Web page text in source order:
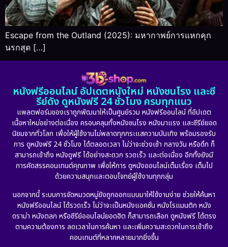
Escape from the Outland (2025): มหากาพย์การแหกคุก
นรกสุด […]
หนังฟรีออนไลน์ อัปเดตหนังใหม่ หนังชนโรง และซี
รีย์ดัง ดูหนังฟรี 24 ชั่วโมง ครบทุกแนว
แพลตฟอร์มของเราถูกพัฒนาให้เป็นศูนย์รวม หนังฟรีออนไลน์ ที่อัปเดต
เนื้อหาใหม่อย่างต่อเนื่อง ครอบคลุมทั้งหนังชนโรง หนังมาแรง และซีรีย์ยอด
นิยมจากทั่วโลก เพื่อให้ผู้ใช้งานไม่พลาดทุกกระแสความบันเทิง พร้อมรองรับ
การ ดูหนังฟรี 24 ชั่วโมง ได้ตลอดเวลา ไม่ว่าจะช่วงเช้า กลางวัน หรือดึก ก็
สามารถเข้าถึง หนังดูฟรี ได้อย่างสะดวก รวดเร็ว และต่อเนื่อง อีกทั้งยังมี
การคัดสรรคอนเทนต์คุณภาพ เพื่อให้การ ดูหนังออนไลน์เต็มเรื่อง เต็มไป
ด้วยความสนุกและตอบโจทย์ผู้ใช้งานทุกกลุ่ม
นอกจากนี้ ระบบการจัดหมวดหมู่ยังถูกออกแบบมาให้ใช้งานง่าย ช่วยให้ค้นหา
หนังฟรีออนไลน์ ได้รวดเร็ว ไม่ว่าจะเป็นหนังแอคชั่น หนังโรแมนติก หนัง
ดราม่า หนังตลก หรือซีรีย์ออนไลน์ยอดฮิต ก็สามารถเลือก ดูหนังฟรี ได้ตรง
ตามความต้องการ ลดเวลาในการค้นหา และเพิ่มความสะดวกในการเข้าถึง
คอนเทนต์ที่หลากหลายมากยิ่งขึ้น